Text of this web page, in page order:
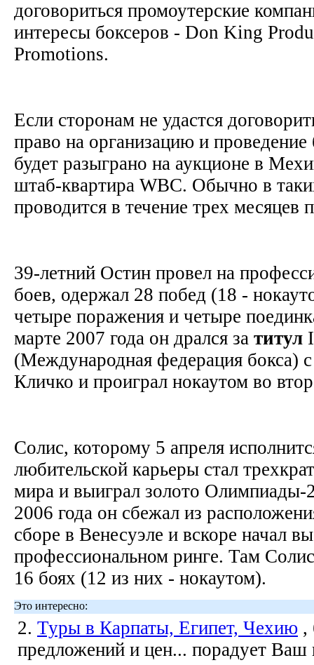
договориться промоутерские
интересы боксеров - Don King
Promotions.
Если сторонам не удастся
право на организацию и
будет разыграно на аукционе в
штаб-квартира WBC. Обычно в
проводится в течение трех
39-летний Остин провел на
боев, одержал 28 побед (18 -
четыре поражения и четыре
марте 2007 года он дрался за титул
(Международная федерация бокса)
Кличко и проиграл нокаутом во
Солис, которому 5 апреля
любительской карьеры стал
мира и выиграл золото Олимпиады-
2006 года он сбежал из
сборе в Венесуэле и вскоре начал
профессиональном ринге. Там
16 боях (12 из них - нокаутом).
Это интересно:
2. Туры в Карпаты, Египет, Чехию ,
предложений и цен... порадует Ваш